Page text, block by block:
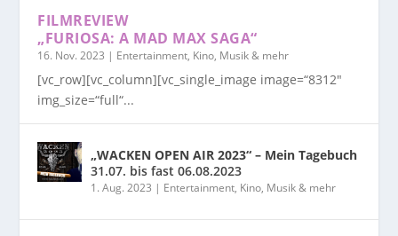
FILMREVIEW
„FURIOSA: A MAD MAX SAGA“
16. Nov. 2023 | Entertainment, Kino, Musik & mehr
[vc_row][vc_column][vc_single_image image=“8312″
img_size=“full“...
„WACKEN OPEN AIR 2023“ – Mein Tagebuch
31.07. bis fast 06.08.2023
1. Aug. 2023 | Entertainment, Kino, Musik & mehr